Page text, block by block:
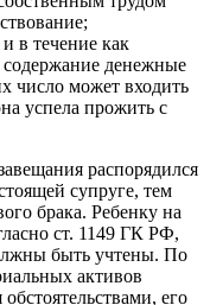
в течение как
денежные
число может входить
успела прожить с
распорядился
супруге, тем
брака. Ребенку на
ст. 1149 ГК РФ,
быть учтены. По
активов
его